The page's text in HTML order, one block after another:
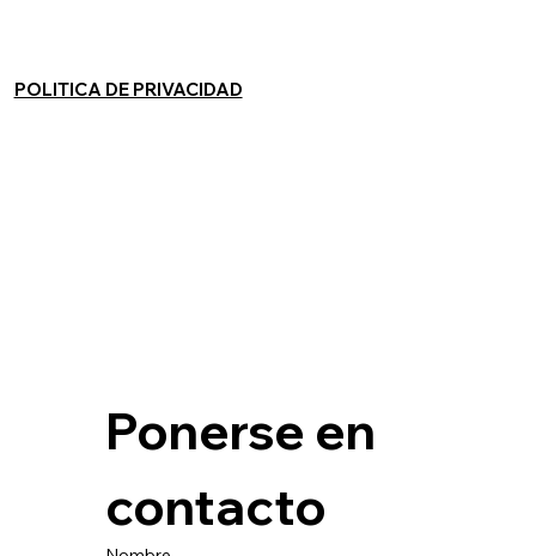
POLITICA DE PRIVACIDAD
Ponerse en
contacto